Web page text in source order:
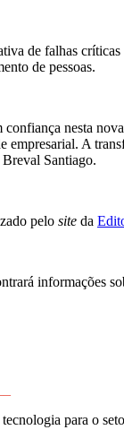
de falhas
de pessoas.
nesta
A
Santiago.
pelo site da
informações
para o